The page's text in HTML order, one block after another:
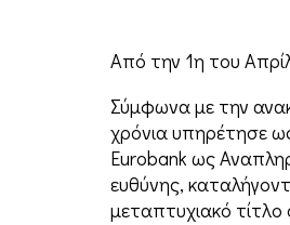
Από την 1η του
Σύμφωνα με την
χρόνια υπηρέτησε
Eurobank ως
ευθύνης,
μεταπτυχιακό